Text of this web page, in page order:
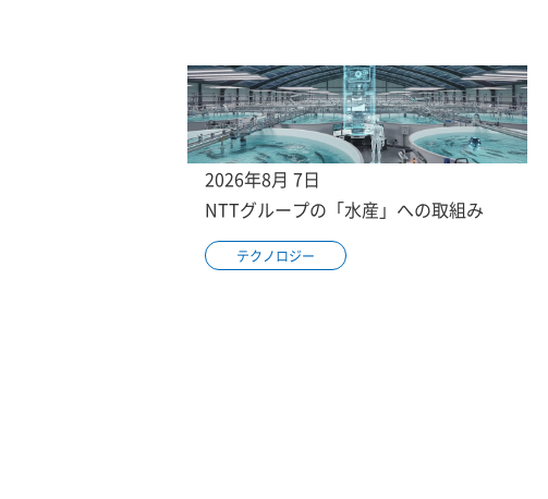
2026年8月 7日
NTTグループの「水産」への取組み
テクノロジー